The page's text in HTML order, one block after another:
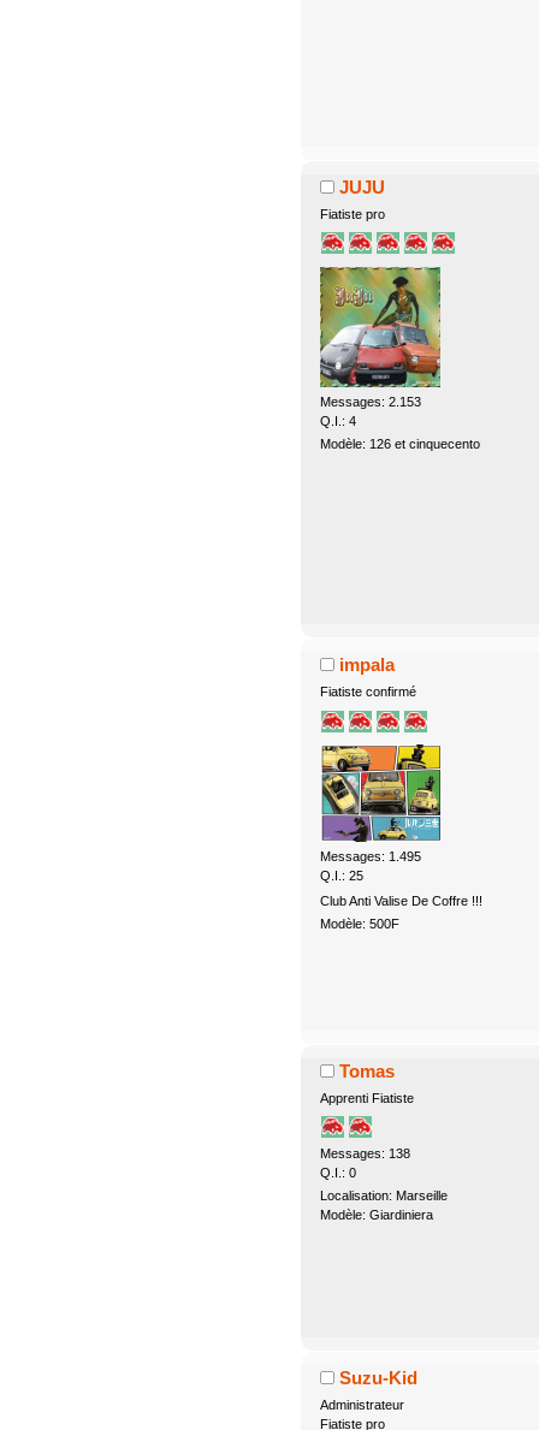
JUJU
Fiatiste pro
Messages: 2.153
Q.I.: 4
Modèle: 126 et cinquecento
impala
Fiatiste confirmé
Messages: 1.495
Q.I.: 25
Club Anti Valise De Coffre !!!
Modèle: 500F
Tomas
Apprenti Fiatiste
Messages: 138
Q.I.: 0
Localisation: Marseille
Modèle: Giardiniera
Suzu-Kid
Administrateur
Fiatiste pro